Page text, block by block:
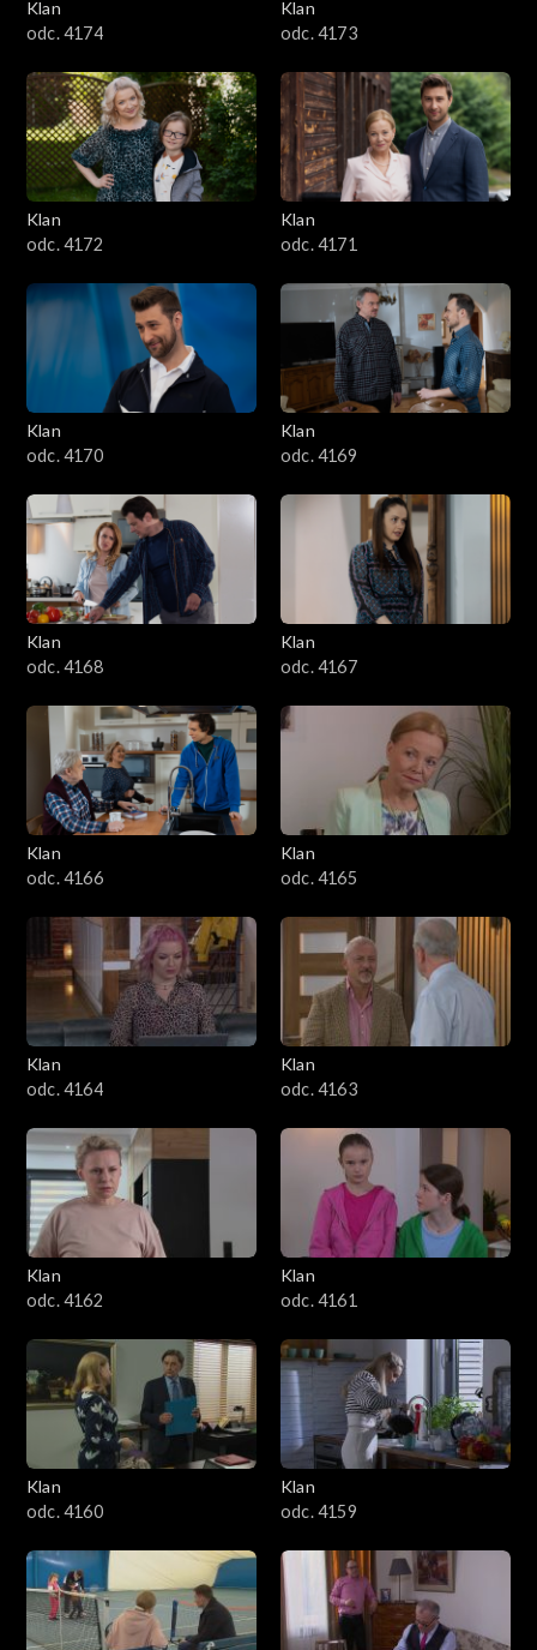
Klan
odc. 4174
Klan
odc. 4173
Klan
odc. 4172
Klan
odc. 4171
Klan
odc. 4170
Klan
odc. 4169
Klan
odc. 4168
Klan
odc. 4167
Klan
odc. 4166
Klan
odc. 4165
Klan
odc. 4164
Klan
odc. 4163
Klan
odc. 4162
Klan
odc. 4161
Klan
odc. 4160
Klan
odc. 4159